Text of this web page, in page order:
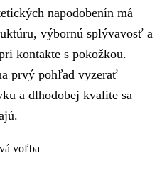
napodobenín má
výbornú splývavosť a
kontakte s pokožkou.
prvý pohľad vyzerať
a dlhodobej kvalite sa
voľba